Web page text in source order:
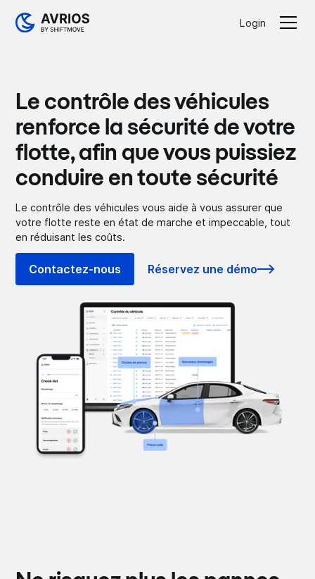
Login
Le contrôle des véhicules
renforce la sécurité de votre
flotte, afin que vous puissiez
conduire en toute sécurité
Le contrôle des véhicules vous aide à vous assurer que
votre flotte reste en état de marche et impeccable, tout
en réduisant les coûts.
Contactez-nous Réservez une démo